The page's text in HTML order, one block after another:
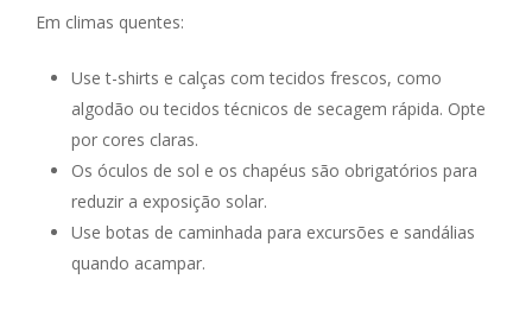
Em climas quentes:
Use t-shirts e calças com tecidos frescos, como
algodão ou tecidos técnicos de secagem rápida. Opte
por cores claras.
Os óculos de sol e os chapéus são obrigatórios para
reduzir a exposição solar.
Use botas de caminhada para excursões e sandálias
quando acampar.